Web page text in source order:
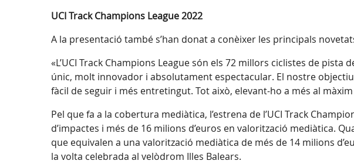
UCI Track Champions League 2022
A la presentació també s’han donat a conèixer les principals
«L’UCI Track Champions League són els 72 millors ciclistes de
únic, molt innovador i absolutament espectacular. El nostre
fàcil de seguir i més entretingut. Tot això, elevant-ho a més al
Pel que fa a la cobertura mediàtica, l’estrena de l’UCI Track
d’impactes i més de 16 milions d’euros en valorització mediàtica.
que equivalen a una valorització mediàtica de més de 14 milions
la volta celebrada al velòdrom Illes Balears.